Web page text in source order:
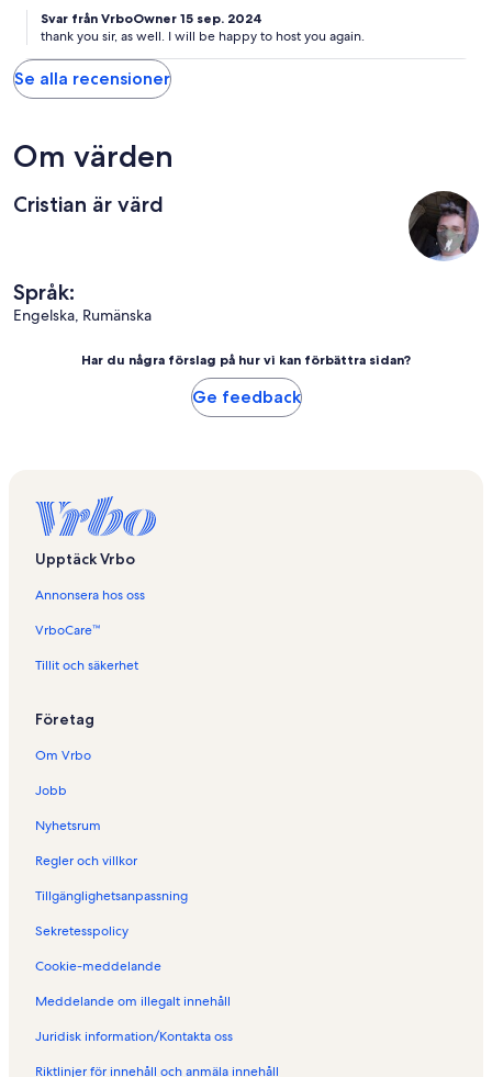
Svar från VrboOwner 15 sep. 2024
thank you sir, as well. I will be happy to host you again.
Se alla recensioner
Om värden
Cristian är värd
Språk:
Engelska, Rumänska
Har du några förslag på hur vi kan förbättra sidan?
Ge feedback
Upptäck Vrbo
Annonsera hos oss
VrboCare™
Tillit och säkerhet
Företag
Om Vrbo
Jobb
Nyhetsrum
Regler och villkor
Tillgänglighetsanpassning
Sekretesspolicy
Cookie-meddelande
Meddelande om illegalt innehåll
Juridisk information/Kontakta oss
Riktlinjer för innehåll och anmäla innehåll